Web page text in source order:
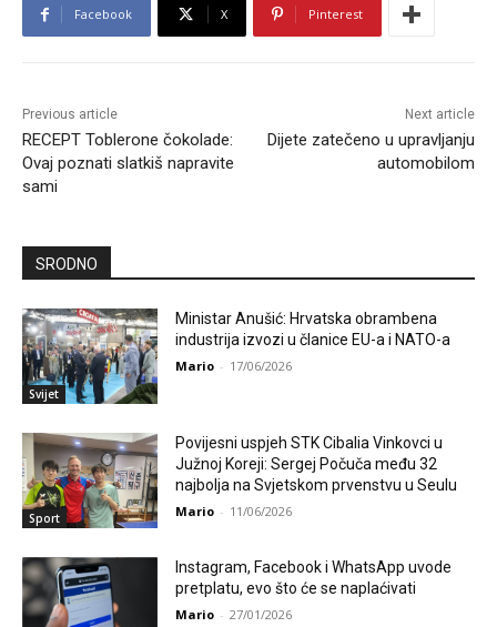
Facebook X Pinterest
Previous article
RECEPT Toblerone čokolade:
Ovaj poznati slatkiš napravite
sami
Next article
Dijete zatečeno u upravljanju
automobilom
SRODNO
Svijet
Ministar Anušić: Hrvatska obrambena
industrija izvozi u članice EU-a i NATO-a
Mario - 17/06/2026
Sport
Povijesni uspjeh STK Cibalia Vinkovci u
Južnoj Koreji: Sergej Počuča među 32
najbolja na Svjetskom prvenstvu u Seulu
Mario - 11/06/2026
Instagram, Facebook i WhatsApp uvode
pretplatu, evo što će se naplaćivati
Mario - 27/01/2026